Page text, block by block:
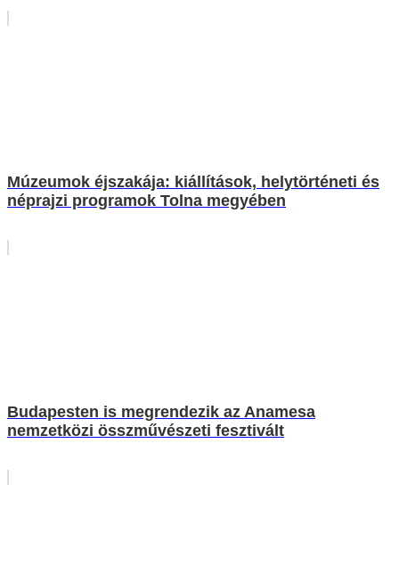
Múzeumok éjszakája: kiállítások, helytörténeti és
néprajzi programok Tolna megyében
Budapesten is megrendezik az Anamesa
nemzetközi összművészeti fesztivált